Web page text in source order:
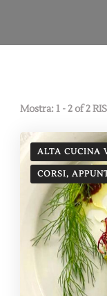
Mostra: 1 - 2 of 2
ALTA CUCINA
CORSI,